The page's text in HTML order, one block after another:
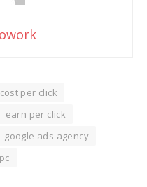
cost per click
earn per click
google ads agency